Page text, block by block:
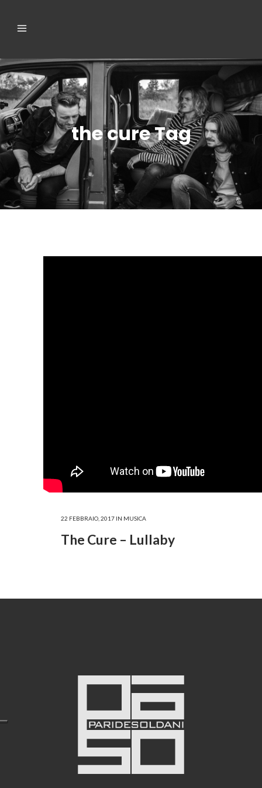
the cure Tag
22 FEBBRAIO, 2017 IN MUSICA
The Cure – Lullaby